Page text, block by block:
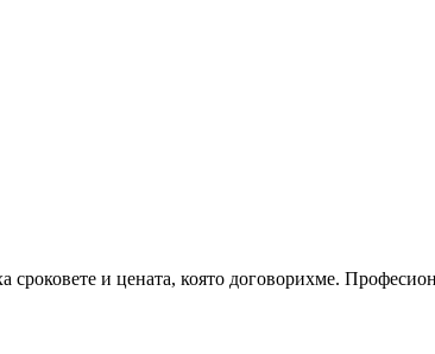
и цената, която договорихме.